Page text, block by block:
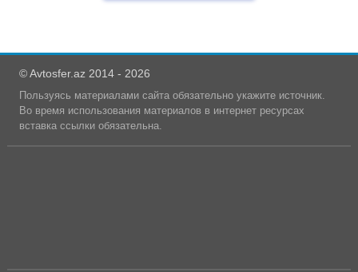
© Avtosfer.az 2014 - 2026
Пользуясь материалами сайта обязательно укажите источник.
Во время использования материалов в интернет ресурсах
вставка ссылки обязательна.